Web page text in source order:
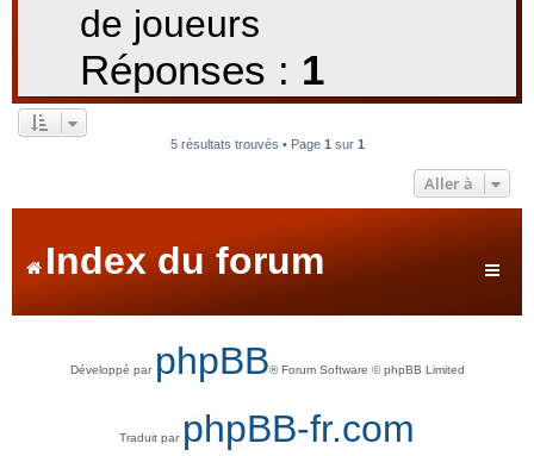
de joueurs
Réponses : 1
5 résultats trouvés • Page 1sur 1
Aller à
Index du forum
Développé par phpBB® Forum Software © phpBB Limited
Traduit par phpBB-fr.com